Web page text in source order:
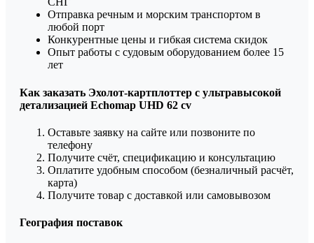
Отправка речным и морским транспортом в
любой порт
Конкурентные цены и гибкая система скидок
Опыт работы с судовым оборудованием более 15
лет
Как заказать Эхолот-картплоттер с ультравысокой
детализацией Echomap UHD 62 cv
Оставьте заявку на сайте или позвоните по
телефону
Получите счёт, спецификацию и консультацию
Оплатите удобным способом (безналичный расчёт,
карта)
Получите товар с доставкой или самовывозом
География поставок